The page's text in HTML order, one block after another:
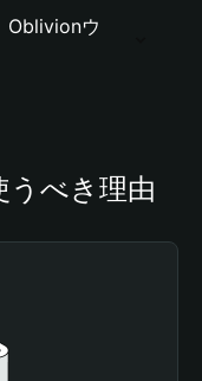
Oblivionウ
べき理由